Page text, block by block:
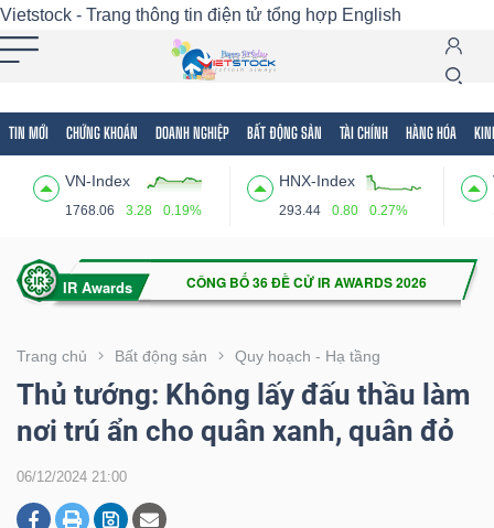
Vietstock - Trang thông tin điện tử tổng hợp English
TIN MỚI CHỨNG KHOÁN DOANH NGHIỆP BẤT ĐỘNG SẢN TÀI CHÍNH HÀNG HÓA
VN-Index
1768.06 3.28 0.19%
HNX-Index
293.44 0.80 0.27%
Trang chủ Bất động sản Quy hoạch - Hạ tầng
Thủ tướng: Không lấy đấu thầu làm
nơi trú ẩn cho quân xanh, quân đỏ
06/12/2024 21:00
Tất cả Tính năng Ngành Mã chứng khoán
Tính
(-)
VIETSTOCK
CHỨNG